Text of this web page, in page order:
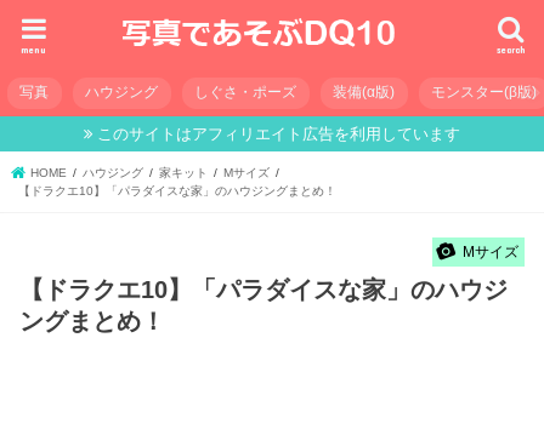
search
menu
写真 ハウジング しぐさ・ポーズ 装備(α版) モンスター(β版)
このサイトはアフィリエイト広告を利用しています
HOME ハウジング 家キット
Mサイズ
【ドラクエ10】「パラダイスな家」のハウジングまとめ！
Mサイズ
【ドラクエ10】「パラダイスな家」のハウジ
ングまとめ！